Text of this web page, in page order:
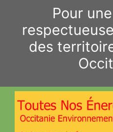
contenu
Pour
des